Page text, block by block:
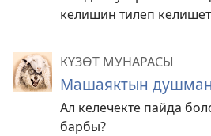
келишин тилеп
КҮЗӨТ МУНАРАСЫ
Машаяктын
Ал келечекте пайда
барбы?